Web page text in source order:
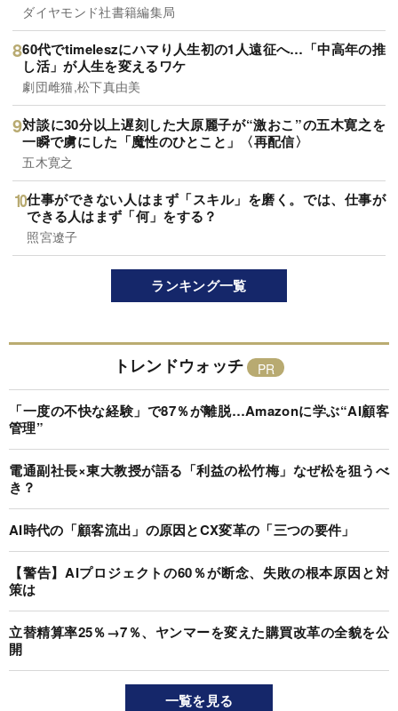
ダイヤモンド社書籍編集局
60代でtimeleszにハマり人生初の1人遠征へ…「中高年の推
し活」が人生を変えるワケ
劇団雌猫,松下真由美
対談に30分以上遅刻した大原麗子が“激おこ”の五木寛之を
一瞬で虜にした「魔性のひとこと」〈再配信〉
五木寛之
仕事ができない人はまず「スキル」を磨く。では、仕事が
できる人はまず「何」をする？
照宮遼子
ランキング一覧
トレンドウォッチ
「一度の不快な経験」で87％が離脱…Amazonに学ぶ“AI顧客
管理”
電通副社長×東大教授が語る「利益の松竹梅」なぜ松を狙うべ
き？
AI時代の「顧客流出」の原因とCX変革の「三つの要件」
【警告】AIプロジェクトの60％が断念、失敗の根本原因と対
策は
立替精算率25％→7％、ヤンマーを変えた購買改革の全貌を公
開
一覧を見る